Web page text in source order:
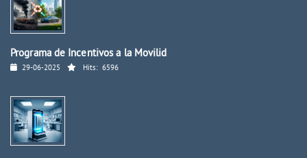
Programa de Incentivos a la Movilid
29-06-2025 Hits: 6596